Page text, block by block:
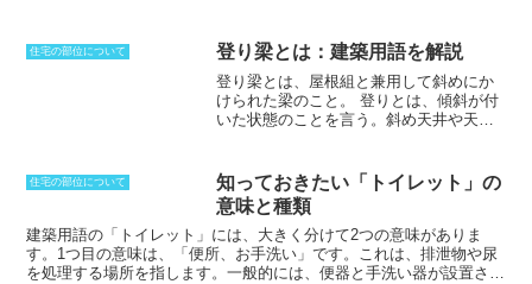
るのが一般的です。通常、見え掛かりであれば、節のある部材は避け
たいところですが、見え隠れの場合ではあまり問題になることはあり
ません。対して、最初から見えている部分は、「見付き（みつき）」
であり、その反対側は「見返し（みかえし）」となります。ちなみに
検知現場では、窓枠など材料の見え掛かりの正面を見付きと呼び、奥
住宅の部位について 登り梁とは：建築用語を解説
登り梁とは、屋根組と兼用して斜めにか
けられた梁のこと。
登りとは、傾斜が付
いた状態のことを言う。斜め天井や天井
と、室内に広々とした雰囲気を持たせた
り、換気をよくしたり、採光しやすくし
たりすることができる。斜め天井を設け
る場合には、野地板をそのまま天井の仕
上げとする場合も。トラス構造の小屋組
みでは、母屋を直接受ける部分が登り梁
住宅の部位について
知っておきたい「トイレット」の
意味と種類
建築用語の「トイレット」には、大きく分けて2つの意味がありま
す。 1つ目の意味は、「便所、お手洗い」です。これは、排泄物や尿
を処理する場所を指します。一般的には、便器と手洗い器が設置され